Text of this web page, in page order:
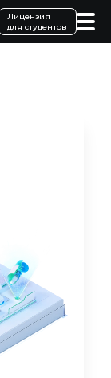
Лицензия
для студентов